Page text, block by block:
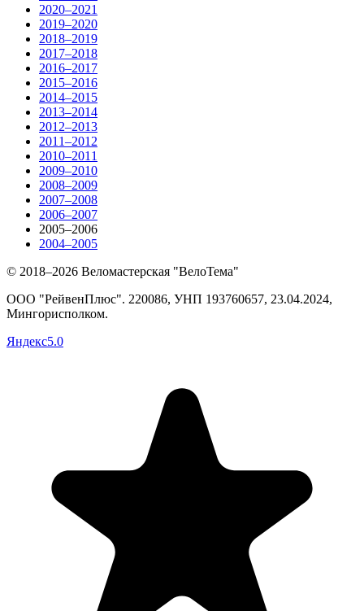
2020–2021
2019–2020
2018–2019
2017–2018
2016–2017
2015–2016
2014–2015
2013–2014
2012–2013
2011–2012
2010–2011
2009–2010
2008–2009
2007–2008
2006–2007
2005–2006
2004–2005
© 2018–2026 Веломастерская "ВелоТема"
ООО "РейвенПлюс". 220086, УНП 193760657, 23.04.2024,
Мингорисполком.
Яндекс5.0